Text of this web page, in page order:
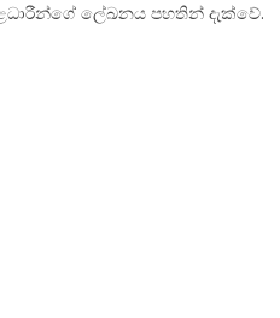
ලේඛනය පහතින් දැක්වේ.